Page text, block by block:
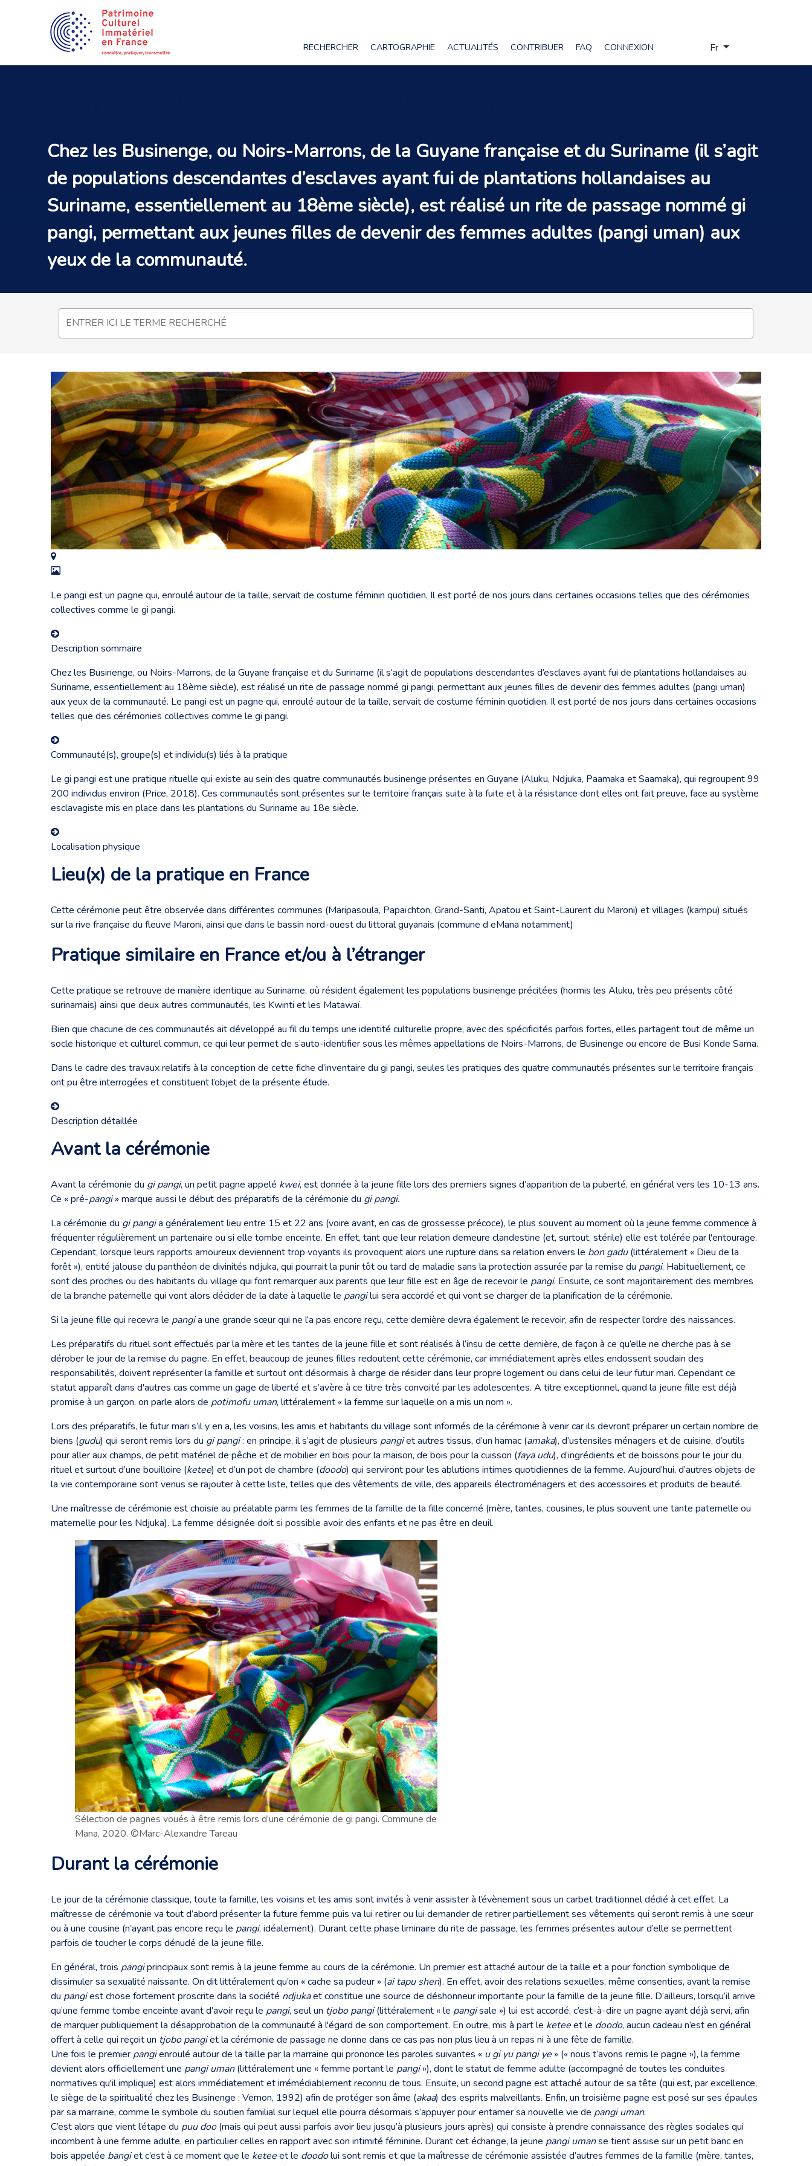
RECHERCHER CARTOGRAPHIE ACTUALITÉS CONTRIBUER FAQ CONNEXION Sélectionnez votre langue
Fr
Chez les Businenge, ou Noirs-Marrons, de la Guyane française et du Suriname (il s’agit
de populations descendantes d’esclaves ayant fui de plantations hollandaises au
Suriname, essentiellement au 18ème siècle), est réalisé un rite de passage nommé gi
pangi, permettant aux jeunes filles de devenir des femmes adultes (pangi uman) aux
yeux de la communauté.
Le pangi est un pagne qui, enroulé autour de la taille, servait de costume féminin quotidien. Il est porté de nos jours dans certaines occasions telles que des cérémonies
collectives comme le gi pangi.
Description sommaire
Chez les Businenge, ou Noirs-Marrons, de la Guyane française et du Suriname (il s’agit de populations descendantes d’esclaves ayant fui de plantations hollandaises au
Suriname, essentiellement au 18ème siècle), est réalisé un rite de passage nommé gi pangi, permettant aux jeunes filles de devenir des femmes adultes (pangi uman)
aux yeux de la communauté. Le pangi est un pagne qui, enroulé autour de la taille, servait de costume féminin quotidien. Il est porté de nos jours dans certaines occasions
telles que des cérémonies collectives comme le gi pangi.
Communauté(s), groupe(s) et individu(s) liés à la pratique
Le gi pangi est une pratique rituelle qui existe au sein des quatre communautés businenge présentes en Guyane (Aluku, Ndjuka, Paamaka et Saamaka), qui regroupent 99
200 individus environ (Price, 2018). Ces communautés sont présentes sur le territoire français suite à la fuite et à la résistance dont elles ont fait preuve, face au système
esclavagiste mis en place dans les plantations du Suriname au 18e siècle.
Localisation physique
Lieu(x) de la pratique en France
Cette cérémonie peut être observée dans différentes communes (Maripasoula, Papaïchton, Grand-Santi, Apatou et Saint-Laurent du Maroni) et villages (kampu) situés
sur la rive française du fleuve Maroni, ainsi que dans le bassin nord-ouest du littoral guyanais (commune d eMana notamment)
Pratique similaire en France et/ou à l’étranger
Cette pratique se retrouve de manière identique au Suriname, où résident également les populations businenge précitées (hormis les Aluku, très peu présents côté
surinamais) ainsi que deux autres communautés, les Kwinti et les Matawaï.
Bien que chacune de ces communautés ait développé au fil du temps une identité culturelle propre, avec des spécificités parfois fortes, elles partagent tout de même un
socle historique et culturel commun, ce qui leur permet de s’auto-identifier sous les mêmes appellations de Noirs-Marrons, de Businenge ou encore de Busi Konde Sama.
Dans le cadre des travaux relatifs à la conception de cette fiche d’inventaire du gi pangi, seules les pratiques des quatre communautés présentes sur le territoire français
ont pu être interrogées et constituent l’objet de la présente étude.
Description détaillée
Avant la cérémonie
Avant la cérémonie du gi pangi, un petit pagne appelé kwei, est donnée à la jeune fille lors des premiers signes d’apparition de la puberté, en général vers les 10-13 ans.
Ce « pré-pangi» marque aussi le début des préparatifs de la cérémonie du gi pangi.
La cérémonie du gi pangia généralement lieu entre 15 et 22 ans (voire avant, en cas de grossesse précoce), le plus souvent au moment où la jeune femme commence à
fréquenter régulièrement un partenaire ou si elle tombe enceinte. En effet, tant que leur relation demeure clandestine (et, surtout, stérile) elle est tolérée par l'entourage.
Cependant, lorsque leurs rapports amoureux deviennent trop voyants ils provoquent alors une rupture dans sa relation envers le bon gadu(littéralement « Dieu de la
forêt »), entité jalouse du panthéon de divinités ndjuka, qui pourrait la punir tôt ou tard de maladie sans la protection assurée par la remise du pangi. Habituellement, ce
sont des proches ou des habitants du village qui font remarquer aux parents que leur fille est en âge de recevoir le pangi. Ensuite, ce sont majoritairement des membres
de la branche paternelle qui vont alors décider de la date à laquelle le pangilui sera accordé et qui vont se charger de la planification de la cérémonie.
Si la jeune fille qui recevra le pangia une grande sœur qui ne l’a pas encore reçu, cette dernière devra également le recevoir, afin de respecter l’ordre des naissances.
Les préparatifs du rituel sont effectués par la mère et les tantes de la jeune fille et sont réalisés à l’insu de cette dernière, de façon à ce qu’elle ne cherche pas à se
dérober le jour de la remise du pagne. En effet, beaucoup de jeunes filles redoutent cette cérémonie, car immédiatement après elles endossent soudain des
responsabilités, doivent représenter la famille et surtout ont désormais à charge de résider dans leur propre logement ou dans celui de leur futur mari. Cependant ce
statut apparaît dans d'autres cas comme un gage de liberté et s’avère à ce titre très convoité par les adolescentes. A titre exceptionnel, quand la jeune fille est déjà
promise à un garçon, on parle alors de potimofu uman, littéralement « la femme sur laquelle on a mis un nom ».
Lors des préparatifs, le futur mari s’il y en a, les voisins, les amis et habitants du village sont informés de la cérémonie à venir car ils devront préparer un certain nombre de
biens (gudu) qui seront remis lors du gi pangi: en principe, il s’agit de plusieurs pangiet autres tissus, d’un hamac (amaka), d’ustensiles ménagers et de cuisine, d’outils
pour aller aux champs, de petit matériel de pêche et de mobilier en bois pour la maison, de bois pour la cuisson (faya udu), d’ingrédients et de boissons pour le jour du
rituel et surtout d’une bouilloire (ketee) et d’un pot de chambre (doodo) qui serviront pour les ablutions intimes quotidiennes de la femme. Aujourd’hui, d’autres objets de
la vie contemporaine sont venus se rajouter à cette liste, telles que des vêtements de ville, des appareils électroménagers et des accessoires et produits de beauté.
Une maîtresse de cérémonie est choisie au préalable parmi les femmes de la famille de la fille concerné (mère, tantes, cousines, le plus souvent une tante paternelle ou
maternelle pour les Ndjuka). La femme désignée doit si possible avoir des enfants et ne pas être en deuil.
Sélection de pagnes voués à être remis lors d’une cérémonie de gi pangi. Commune de
Mana, 2020. ©Marc-Alexandre Tareau
Durant la cérémonie
Le jour de la cérémonie classique, toute la famille, les voisins et les amis sont invités à venir assister à l’évènement sous un carbet traditionnel dédié à cet effet. La
maîtresse de cérémonie va tout d’abord présenter la future femme puis va lui retirer ou lui demander de retirer partiellement ses vêtements qui seront remis à une sœur
ou à une cousine (n’ayant pas encore reçu le pangi, idéalement). Durant cette phase liminaire du rite de passage, les femmes présentes autour d’elle se permettent
parfois de toucher le corps dénudé de la jeune fille.
En général, trois pangiprincipaux sont remis à la jeune femme au cours de la cérémonie. Un premier est attaché autour de la taille et a pour fonction symbolique de
dissimuler sa sexualité naissante. On dit littéralement qu’on « cache sa pudeur » (ai tapu shen). En effet, avoir des relations sexuelles, même consenties, avant la remise
du pangiest chose fortement proscrite dans la société ndjukaet constitue une source de déshonneur importante pour la famille de la jeune fille. D’ailleurs, lorsqu’il arrive
qu’une femme tombe enceinte avant d’avoir reçu le pangi, seul un tjobo pangi(littéralement « le pangisale ») lui est accordé, c’est-à-dire un pagne ayant déjà servi, afin
de marquer publiquement la désapprobation de la communauté à l'égard de son comportement. En outre, mis à part le keteeet le doodo, aucun cadeau n’est en général
offert à celle qui reçoit un tjobo pangiet la cérémonie de passage ne donne dans ce cas pas non plus lieu à un repas ni à une fête de famille.
Une fois le premier pangienroulé autour de la taille par la marraine qui prononce les paroles suivantes « u gi yu pangi ye » (« nous t’avons remis le pagne »), la femme
devient alors officiellement une pangi uman(littéralement une « femme portant le pangi»), dont le statut de femme adulte (accompagné de toutes les conduites
normatives qu'il implique) est alors immédiatement et irrémédiablement reconnu de tous. Ensuite, un second pagne est attaché autour de sa tête (qui est, par excellence,
le siège de la spiritualité chez les Businenge : Vernon, 1992) afin de protéger son âme (akaa) des esprits malveillants. Enfin, un troisième pagne est posé sur ses épaules
par sa marraine, comme le symbole du soutien familial sur lequel elle pourra désormais s’appuyer pour entamer sa nouvelle vie de pangi uman.
C’est alors que vient l’étape du puu doo(mais qui peut aussi parfois avoir lieu jusqu’à plusieurs jours après) qui consiste à prendre connaissance des règles sociales qui
incombent à une femme adulte, en particulier celles en rapport avec son intimité féminine. Durant cet échange, la jeune pangi umanse tient assise sur un petit banc en
bois appelée bangiet c’est à ce moment que le keteeet le doodolui sont remis et que la maîtresse de cérémonie assistée d’autres femmes de la famille (mère, tantes,